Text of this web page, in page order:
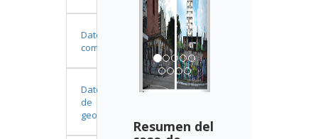
Datos
complementarios
Datos
de
geolocalización
Resumen del